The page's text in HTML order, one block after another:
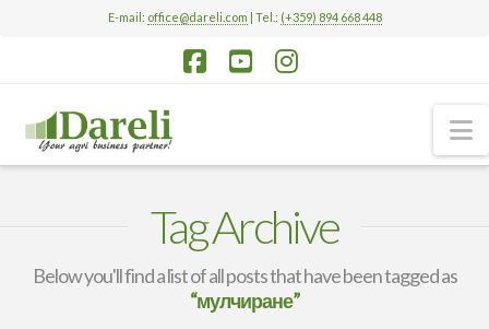
E-mail: office@dareli.com | Tel.: (+359) 894 668 448
Tag Archive
Below you'll find a list of all posts that have been tagged as
“мулчиране”